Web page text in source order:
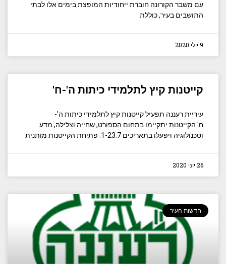
עם משבר הקורונה חוברת ייחודיות המופצת בימים אלו לבתי
התושבים בעיר, כוללת
9 יולי 2020
קייטנות קיץ לתלמידי כיתות ה'-ח'
עיריית רעננה תפעיל קייטנות קיץ לתלמידי כיתות ה'-
ח' הקייטנות יתקיימו בתחום הספורט, שחייה וצלילה, מדע
וטכנולוגיה ויפעלו בתאריכים 1-23.7. פתיחת הקייטנות מותנית
26 יוני 2020
חדשות העיר